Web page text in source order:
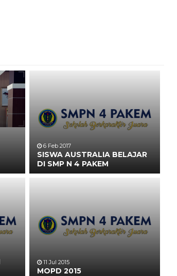
6 Feb 2017
SISWA AUSTRALIA BELAJAR
DI SMP N 4 PAKEM
11 Jul 2015
MOPD 2015